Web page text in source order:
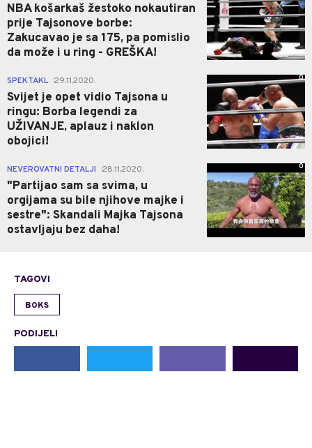
NBA košarkaš žestoko nokautiran
prije Tajsonove borbe:
Zakucavao je sa 175, pa pomislio
da može i u ring - GREŠKA!
SPEKTAKL 29.11.2020.
Svijet je opet vidio Tajsona u
ringu: Borba legendi za
UŽIVANJE, aplauz i naklon
obojici!
0
NEVEROVATNI DETALJI 28.11.2020.
"Partijao sam sa svima, u
orgijama su bile njihove majke i
sestre": Skandali Majka Tajsona
ostavljaju bez daha!
0
TAGOVI
BOKS
PODIJELI